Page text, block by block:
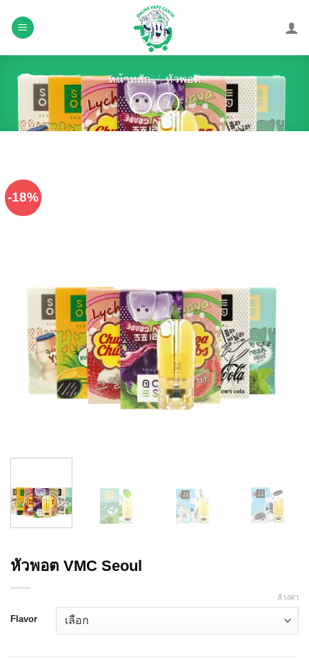
content
หน้าหลัก / หัวพอต
-18%
หัวพอต VMC Seoul
Flavor
ล้างค่า